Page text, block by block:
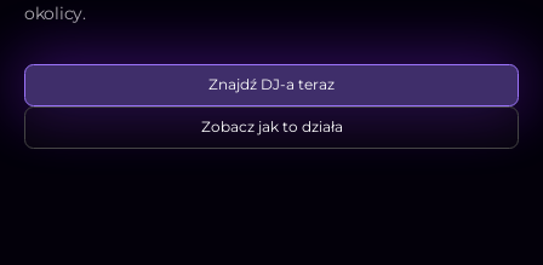
okolicy.
Znajdź DJ-a teraz
Zobacz jak to działa